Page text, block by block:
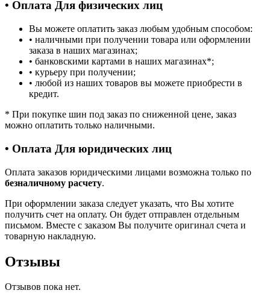
• Оплата Для физических лиц
Вы можете оплатить заказ любым удобным способом:
• наличными при получении товара или оформлении
заказа в наших магазинах;
• банковскими картами в наших магазинах*;
• курьеру при получении;
• любой из наших товаров вы можете приобрести в
кредит.
* При покупке шин под заказ по сниженной цене, заказ
можно оплатить только наличными.
• Оплата Для юридических лиц
Оплата заказов юридическими лицами возможна только по
безналичному расчету.
При оформлении заказа следует указать, что Вы хотите
получить счет на оплату. Он будет отправлен отдельным
письмом. Вместе с заказом Вы получите оригинал счета и
товарную накладную.
Отзывы
Отзывов пока нет.